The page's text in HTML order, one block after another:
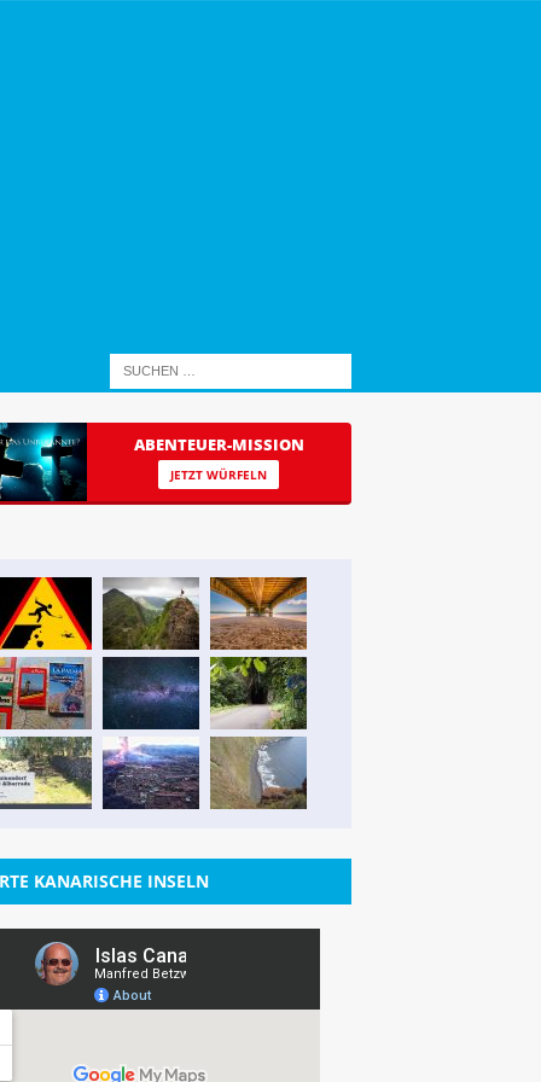
ABENTEUER-MISSION
JETZT WÜRFELN
KANARISCHE INSELN